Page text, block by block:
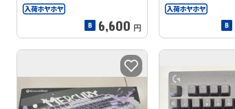
6,600 円